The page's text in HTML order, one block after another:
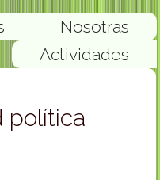
Nosotras
Actividades
política